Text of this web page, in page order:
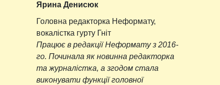
Ярина Денисюк
Головна редакторка Неформату,
вокалістка гурту Гніт
Працює в редакції Неформату з 2016-
го. Починала як новинна редакторка
та журналістка, а згодом стала
виконувати функції головної